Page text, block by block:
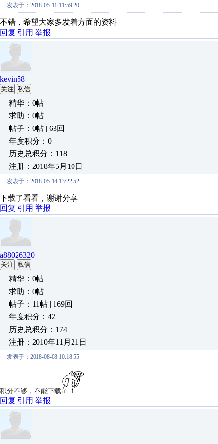
发表于：2018-05-11 11:59:20
不错，希望大家多发着方面的资料
回复 引用 举报
kevin58
关注 私信
精华：0帖
求助：0帖
帖子：0帖 | 63回
年度积分：0
历史总积分：118
注册：2018年5月10日
发表于：2018-05-14 13:22:52
下载了看看，谢谢分享
回复 引用 举报
a88026320
关注 私信
精华：0帖
求助：0帖
帖子：11帖 | 169回
年度积分：42
历史总积分：174
注册：2010年11月21日
发表于：2018-08-08 10:18:55
积分不够，不能下载
回复 引用 举报